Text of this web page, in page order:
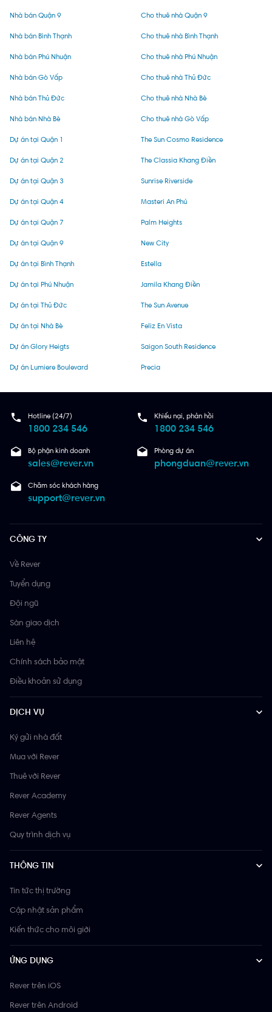
Nhà bán Quận 9
Nhà bán Bình Thạnh
Nhà bán Phú Nhuận
Nhà bán Gò Vấp
Nhà bán Thủ Đức
Nhà bán Nhà Bè
Cho thuê nhà Quận 9
Cho thuê nhà Bình Thạnh
Cho thuê nhà Phú Nhuận
Cho thuê nhà Thủ Đức
Cho thuê nhà Nhà Bè
Cho thuê nhà Gò Vấp
Dự án tại Quận 1
Dự án tại Quận 2
Dự án tại Quận 3
Dự án tại Quận 4
Dự án tại Quận 7
Dự án tại Quận 9
Dự án tại Bình Thạnh
Dự án tại Phú Nhuận
Dự án tại Thủ Đức
Dự án tại Nhà Bè
Dự án Glory Heigts
Dự án Lumiere Boulevard
The Sun Cosmo Residence
The Classia Khang Điền
Sunrise Riverside
Masteri An Phú
Palm Heights
New City
Estella
Jamila Khang Điền
The Sun Avenue
Feliz En Vista
Saigon South Residence
Precia
Hotline (24/7)
1800 234 546
Khiếu nại, phản hồi
1800 234 546
Bộ phận kinh doanh
sales@rever.vn
Phòng dự án
phongduan@rever.vn
Chăm sóc khách hàng
support@rever.vn
CÔNG TY
Về Rever
Tuyển dụng
Đội ngũ
Sàn giao dịch
Liên hệ
Chính sách bảo mật
Điều khoản sử dụng
DỊCH VỤ
Ký gửi nhà đất
Mua với Rever
Thuê với Rever
Rever Academy
Rever Agents
Quy trình dịch vụ
THÔNG TIN
Tin tức thị trường
Cập nhật sản phẩm
Kiến thức cho môi giới
ỨNG DỤNG
Rever trên iOS
Rever trên Android